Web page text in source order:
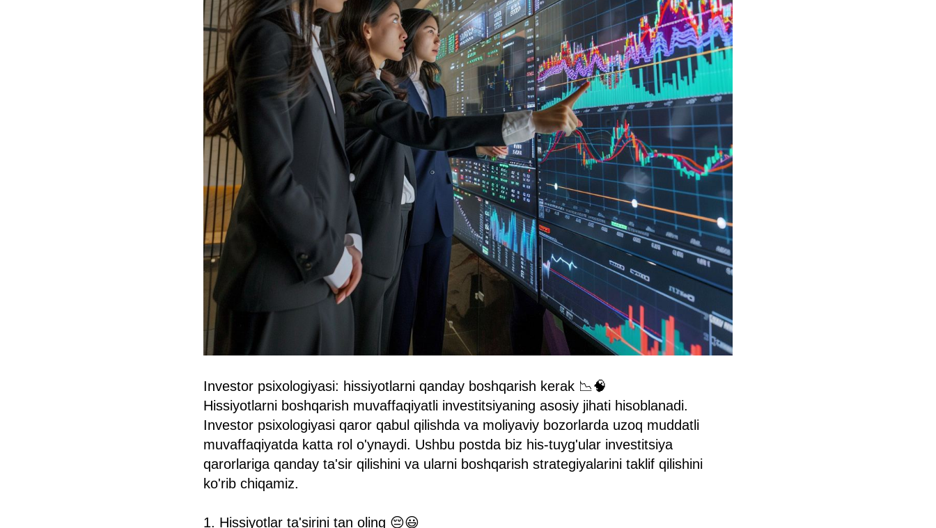
Investor psixologiyasi: hissiyotlarni qanday boshqarish kerak 📉🧠
Hissiyotlarni boshqarish muvaffaqiyatli investitsiyaning asosiy jihati hisoblanadi.
Investor psixologiyasi qaror qabul qilishda va moliyaviy bozorlarda uzoq muddatli
muvaffaqiyatda katta rol o'ynaydi. Ushbu postda biz his-tuyg'ular investitsiya
qarorlariga qanday ta'sir qilishini va ularni boshqarish strategiyalarini taklif qilishini
ko'rib chiqamiz.
1. Hissiyotlar ta'sirini tan oling 😔😃